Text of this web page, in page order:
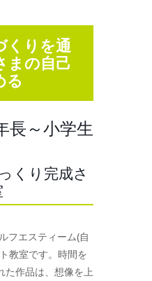
くりを通
まの自己
る
長～小学生
くり完成さ
フエスティーム(自
教室です。時間を
た作品は、想像を上